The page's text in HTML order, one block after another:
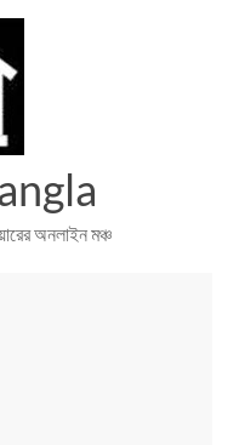
অনলাইন মঞ্চ